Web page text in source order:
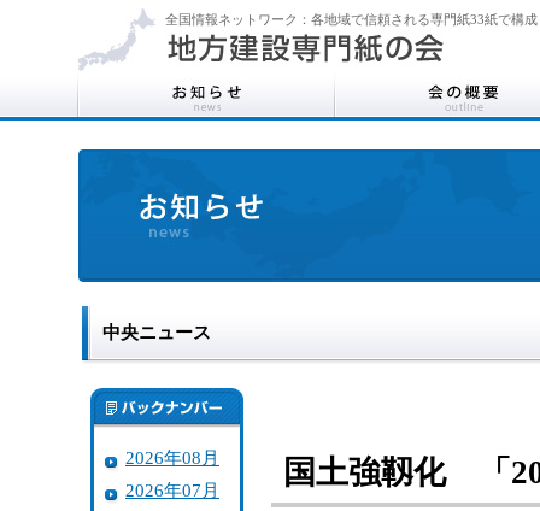
全国情報ネットワーク：各地域で信頼される専門紙33紙で構成
中央ニュース
2026年08月
2026年07月
国土強靱化 「